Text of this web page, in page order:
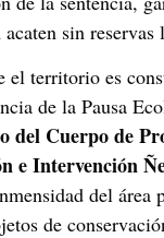
sin reservas
el territorio es
de la Pausa
del Cuerpo de
e Intervención
del área
de